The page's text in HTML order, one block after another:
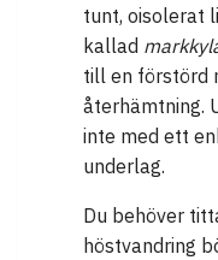
tunt, oisolerat
kallad
till en förstörd
återhämtning.
inte med ett
underlag.
Du behöver
höstvandring